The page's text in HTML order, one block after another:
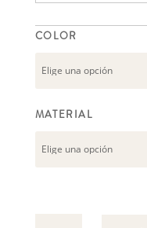
COLOR
MATERIAL